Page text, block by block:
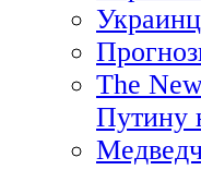
The
Путину